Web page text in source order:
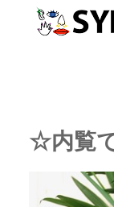
☆内覧